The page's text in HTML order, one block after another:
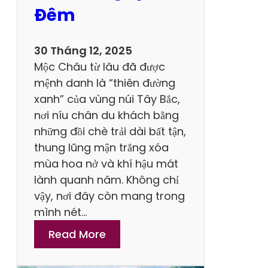
T
ử
h
ờ
i
G
i
a
n
N
o
Đêm
30 Tháng 12, 2025
Mộc Châu từ lâu đã được
mệnh danh là “thiên đường
xanh” của vùng núi Tây Bắc,
nơi níu chân du khách bằng
những đồi chè trải dài bất tận,
thung lũng mận trắng xóa
mùa hoa nở và khí hậu mát
lành quanh năm. Không chỉ
vậy, nơi đây còn mang trong
mình nét…
Read More
L